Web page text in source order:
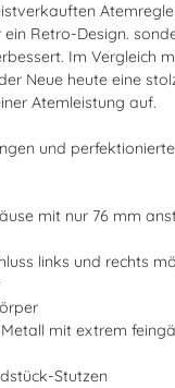
Retro-Design.
Im Vergleich
Neue heute eine
Atemleistung auf.
und
mit nur 76 mm
links und rechts
mit extrem
Stutzen